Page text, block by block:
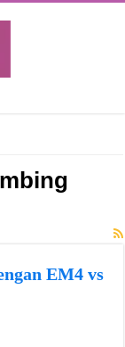
EM4 vs